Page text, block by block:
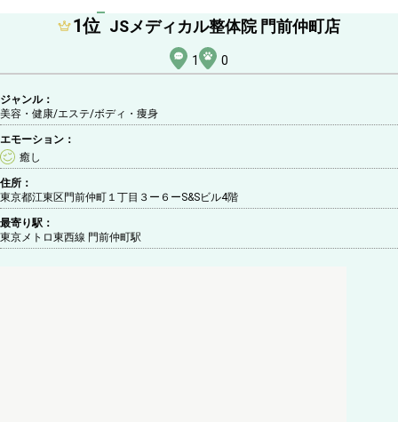
1位 JSメディカル整体院 門前仲町店
1 0
ジャンル：
美容・健康/エステ/ボディ・痩身
エモーション：
癒し
住所：
東京都江東区門前仲町１丁目３ー６ーS&Sビル4階
最寄り駅：
東京メトロ東西線 門前仲町駅